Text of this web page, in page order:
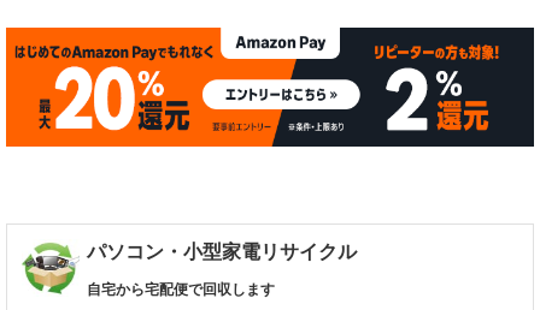
パソコン・小型家電リサイクル
自宅から宅配便で回収します